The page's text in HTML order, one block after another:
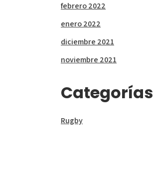
febrero 2022
enero 2022
diciembre 2021
noviembre 2021
Categorías
Rugby